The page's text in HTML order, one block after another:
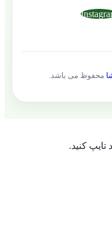
محفوظ می باشد.
کنید.